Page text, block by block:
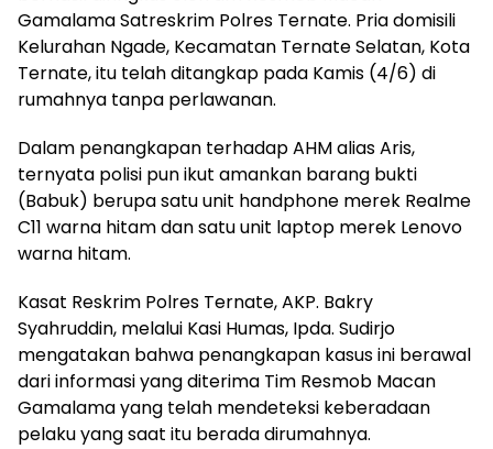
Gamalama Satreskrim Polres Ternate. Pria domisili
Kelurahan Ngade, Kecamatan Ternate Selatan, Kota
Ternate, itu telah ditangkap pada Kamis (4/6) di
rumahnya tanpa perlawanan.
Dalam penangkapan terhadap AHM alias Aris,
ternyata polisi pun ikut amankan barang bukti
(Babuk) berupa satu unit handphone merek Realme
C11 warna hitam dan satu unit laptop merek Lenovo
warna hitam.
Kasat Reskrim Polres Ternate, AKP. Bakry
Syahruddin, melalui Kasi Humas, Ipda. Sudirjo
mengatakan bahwa penangkapan kasus ini berawal
dari informasi yang diterima Tim Resmob Macan
Gamalama yang telah mendeteksi keberadaan
pelaku yang saat itu berada dirumahnya.